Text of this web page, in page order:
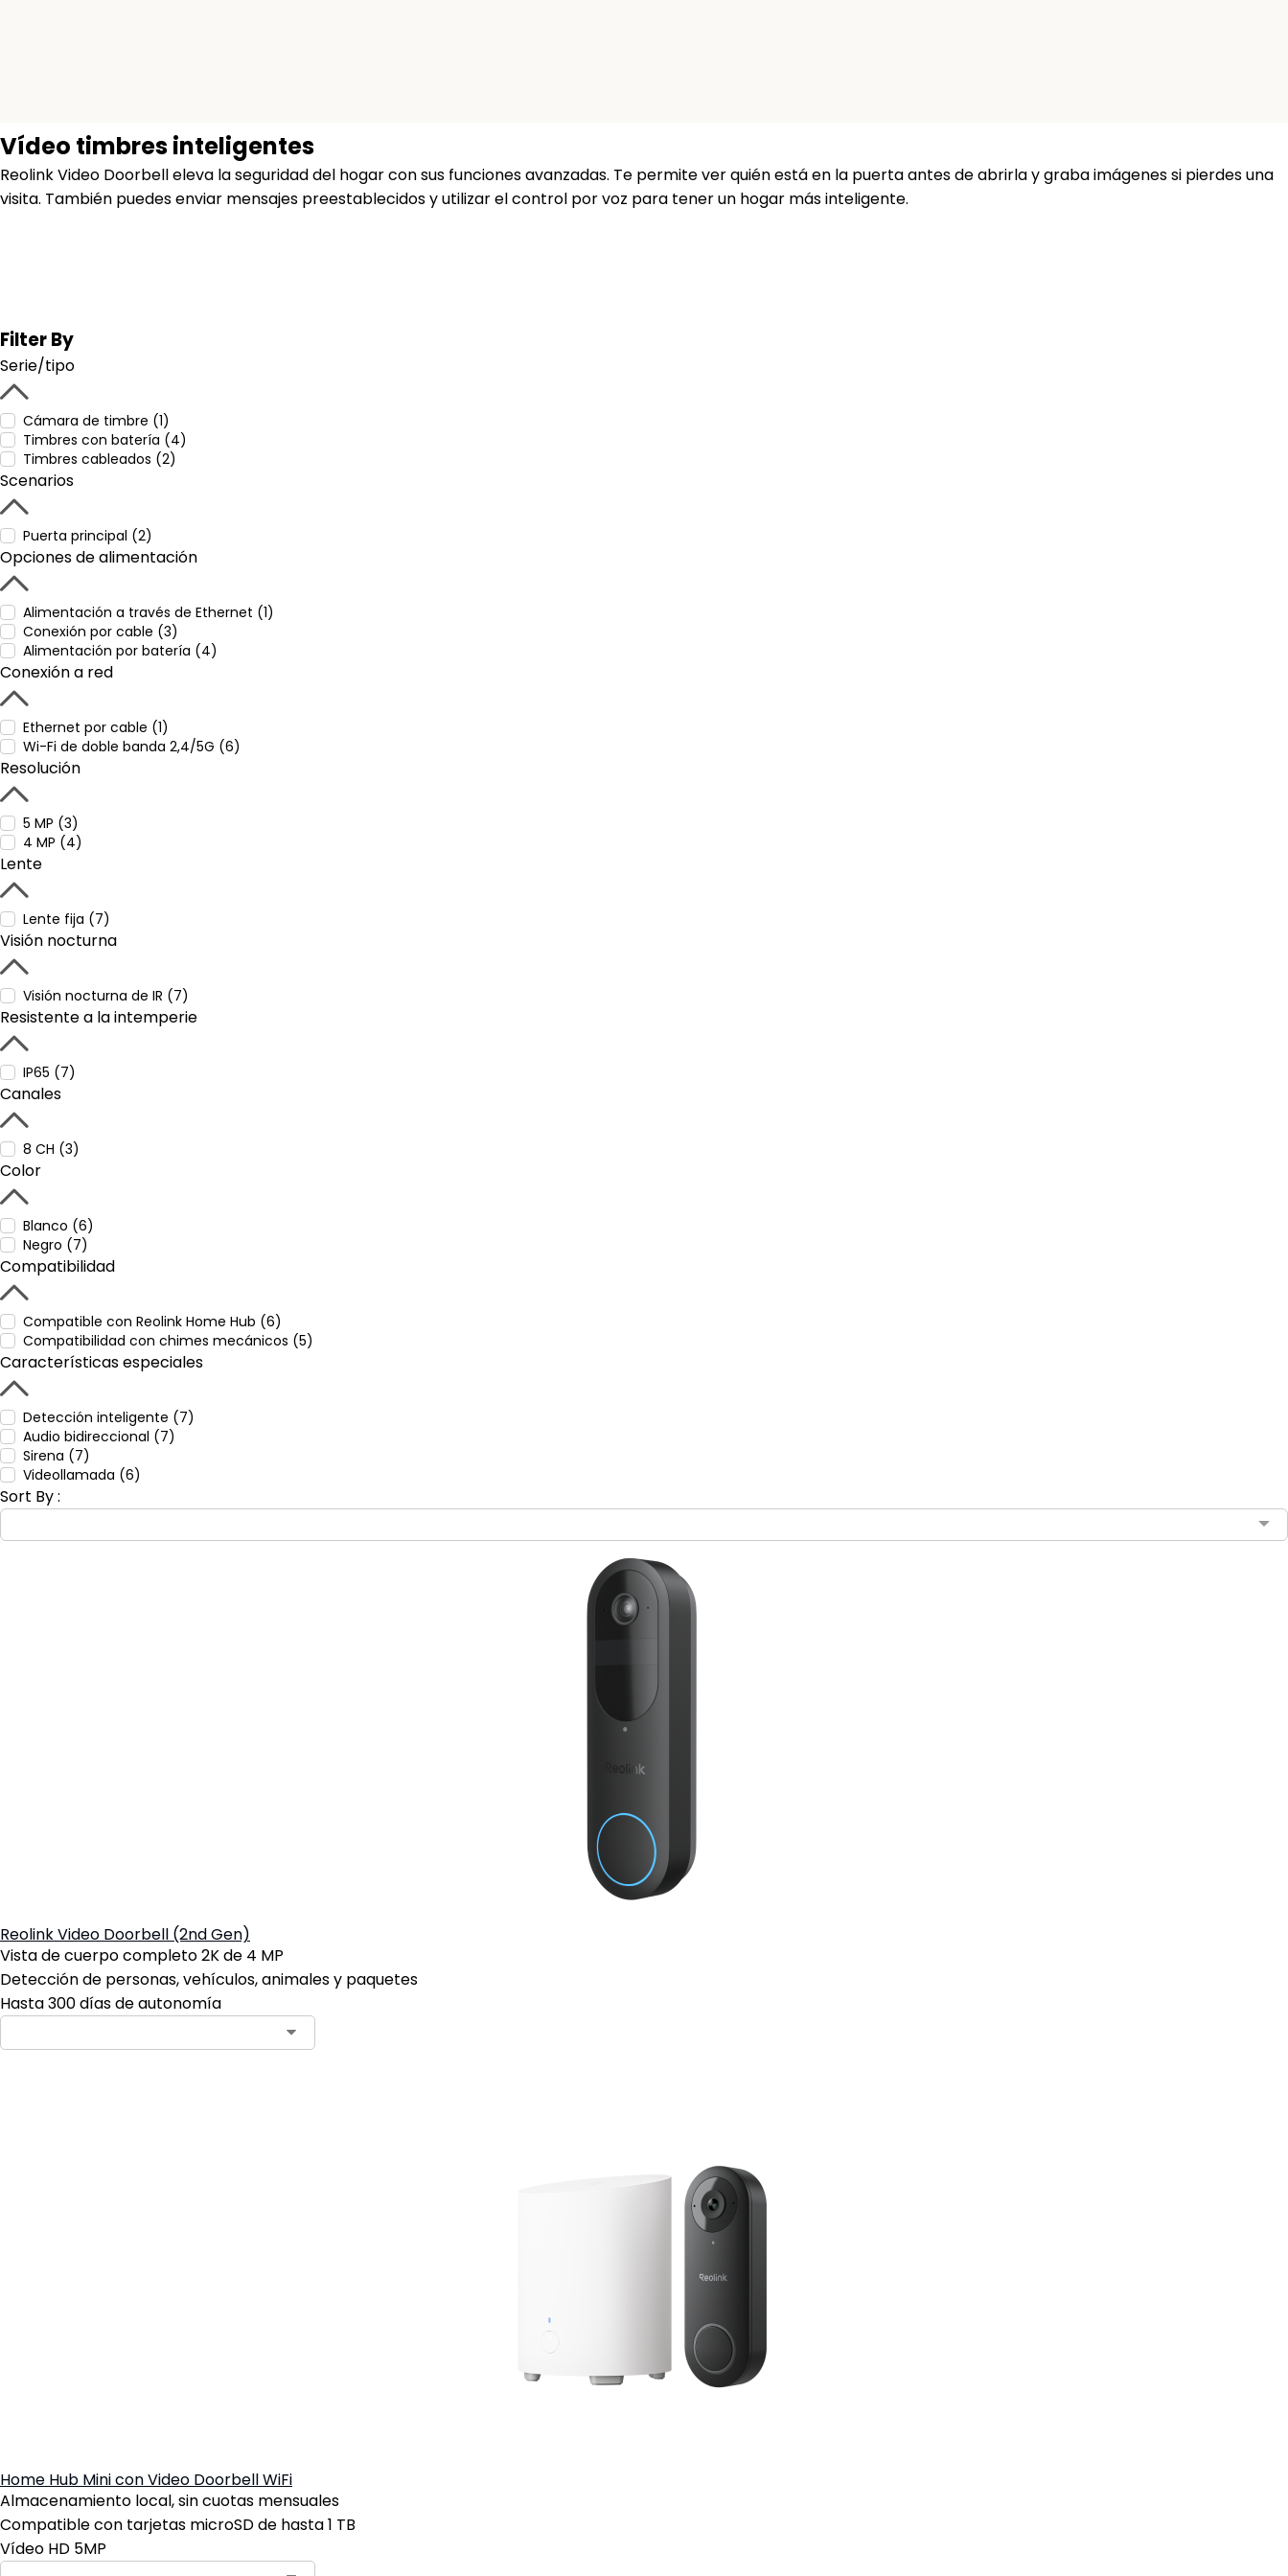
Vídeo timbres inteligentes
Reolink Video Doorbell eleva la seguridad del hogar con sus funciones avanzadas. Te permite ver quién está en la puerta antes de abrirla y graba imágenes si pierdes una
visita. También puedes enviar mensajes preestablecidos y utilizar el control por voz para tener un hogar más inteligente.
Filter By
Serie/tipo
Cámara de timbre (1)
Timbres con batería (4)
Timbres cableados (2)
Scenarios
Puerta principal (2)
Opciones de alimentación
Alimentación a través de Ethernet (1)
Conexión por cable (3)
Alimentación por batería (4)
Conexión a red
Ethernet por cable (1)
Wi-Fi de doble banda 2,4/5G (6)
Resolución
5 MP (3)
4 MP (4)
Lente
Lente fija (7)
Visión nocturna
Visión nocturna de IR (7)
Resistente a la intemperie
IP65 (7)
Canales
8 CH (3)
Color
Blanco (6)
Negro (7)
Compatibilidad
Compatible con Reolink Home Hub (6)
Compatibilidad con chimes mecánicos (5)
Características especiales
Detección inteligente (7)
Audio bidireccional (7)
Sirena (7)
Videollamada (6)
Sort By :
Reolink Video Doorbell (2nd Gen)
Vista de cuerpo completo 2K de 4 MP
Detección de personas, vehículos, animales y paquetes
Hasta 300 días de autonomía
Home Hub Mini con Video Doorbell WiFi
Almacenamiento local, sin cuotas mensuales
Compatible con tarjetas microSD de hasta 1 TB
Vídeo HD 5MP